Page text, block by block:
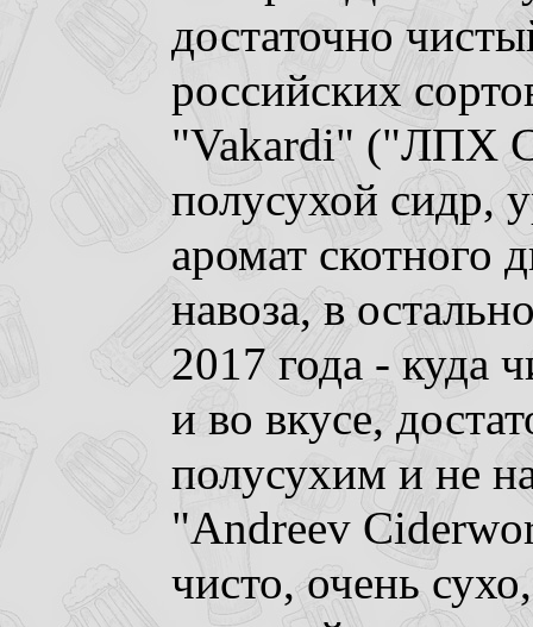
достаточно
российских
"Vakardi" ("ЛПХ
полусухой сидр,
аромат скотного
навоза, в
2017 года - куда
и во вкусе,
полусухим и не
"Andreev
чисто, очень